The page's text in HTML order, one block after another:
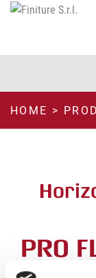
HOME >
PRO